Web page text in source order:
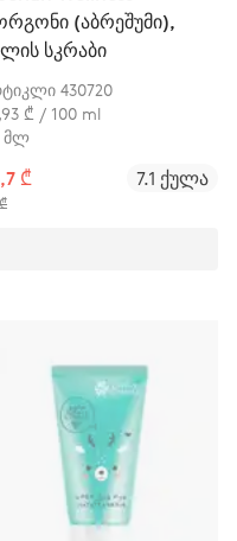
(აბრეშუმი),
სკრაბი
430720
₾ / 100 ml
მლ
₾ 7.1 ქულა